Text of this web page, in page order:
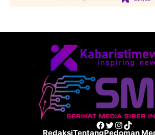
Facebook
Twitter
Instagram
TikTok
RedaksiTentangPedoman